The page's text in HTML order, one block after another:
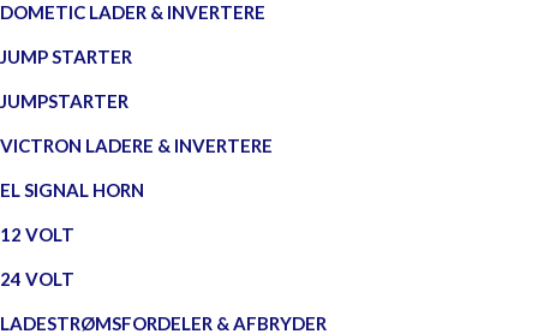
DOMETIC LADER & INVERTERE
JUMP STARTER
JUMPSTARTER
VICTRON LADERE & INVERTERE
EL SIGNAL HORN
12 VOLT
24 VOLT
LADESTRØMSFORDELER & AFBRYDER